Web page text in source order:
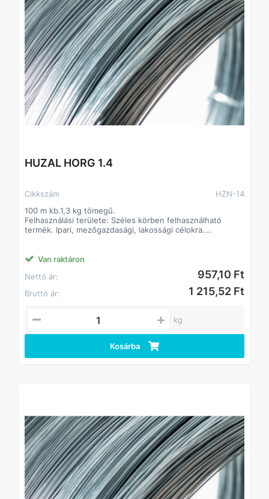
HUZAL HORG 1.4
Cikkszám
HZN-14
100 m kb.1,3 kg tömegű.
Felhasználási területe: Széles körben felhasználható
termék. Ipari, mezőgazdasági, lakossági célokra.
Jellemzően tüzihorganyzás, egyes átmérőknél elektro
Van raktáron
Nettó ár:
957,10 Ft
Bruttó ár: 1 215,52 Ft
kg
Kosárba